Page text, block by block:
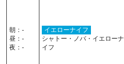
朝：-
昼：-
夜：-
イエローナイフ
シャトー・ノバ・イエローナ
イフ